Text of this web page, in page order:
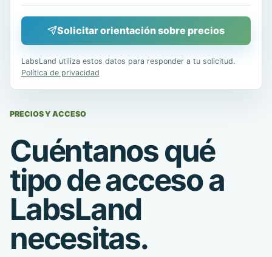
PRECIOS Y ACCESO
Cuéntanos qué
tipo de acceso a
LabsLand
necesitas.
Solicitar orientación sobre precios
LabsLand utiliza estos datos para responder a tu solicitud.
Política de privacidad